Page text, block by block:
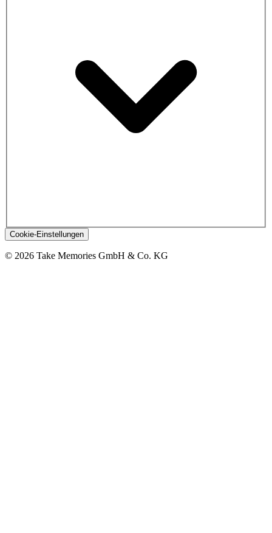
Cookie-Einstellungen
© 2026 Take Memories GmbH & Co. KG